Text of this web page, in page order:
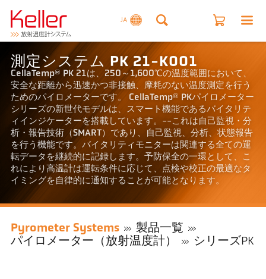
JA
測定システム PK 21-K001
CellaTemp® PK 21は、250～1,600℃の温度範囲において、
安全な距離から迅速かつ非接触、摩耗のない温度測定を行う
ためのパイロメーターです。 CellaTemp® PKパイロメーター
シリーズの新世代モデルは、スマート機能であるバイタリテ
ィインジケーターを搭載しています。--これは自己監視・分
析・報告技術（SMART）であり、自己監視、分析、状態報告
を行う機能です。バイタリティモニターは関連する全ての運
転データを継続的に記録します。予防保全の一環として、こ
れにより高温計は運転条件に応じて、点検や校正の最適なタ
イミングを自律的に通知することが可能となります。
Pyrometer Systems
製品一覧
パイロメーター（放射温度計）
シリーズPK